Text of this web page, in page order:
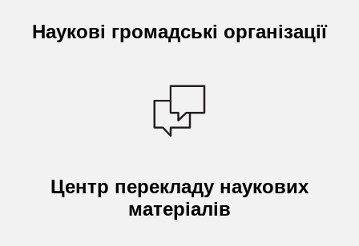
Наукові громадські організації
Центр перекладу наукових
матеріалів